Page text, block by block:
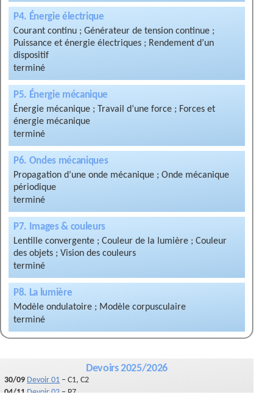
P4. Énergie électrique
Courant continu ; Générateur de tension continue ;
Puissance et énergie électriques ; Rendement d’un
dispositif
P5. Énergie mécanique
Énergie mécanique ; Travail d’une force ; Forces et
énergie mécanique
P6. Ondes mécaniques
Propagation d’une onde mécanique ; Onde mécanique
périodique
P7. Images & couleurs
Lentille convergente ; Couleur de la lumière ; Couleur
des objets ; Vision des couleurs
P8. La lumière
Modèle ondulatoire ; Modèle corpusculaire
Devoirs 2025/2026
30/09 Devoir 01 – C1, C2
04/11 Devoir 02 – P7